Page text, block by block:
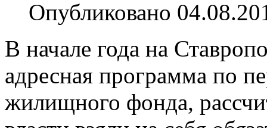
Опубликовано
В начале года на
адресная программа по
жилищного фонда,